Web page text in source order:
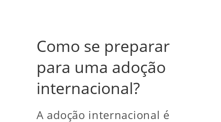
Como se preparar
para uma adoção
internacional?
A adoção internacional é